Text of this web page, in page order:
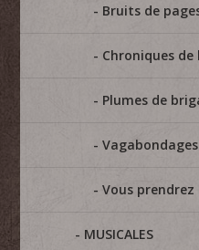
Bruits de
Chroniques
Plumes de
Vagabondages
Vous prendrez
MUSICALES